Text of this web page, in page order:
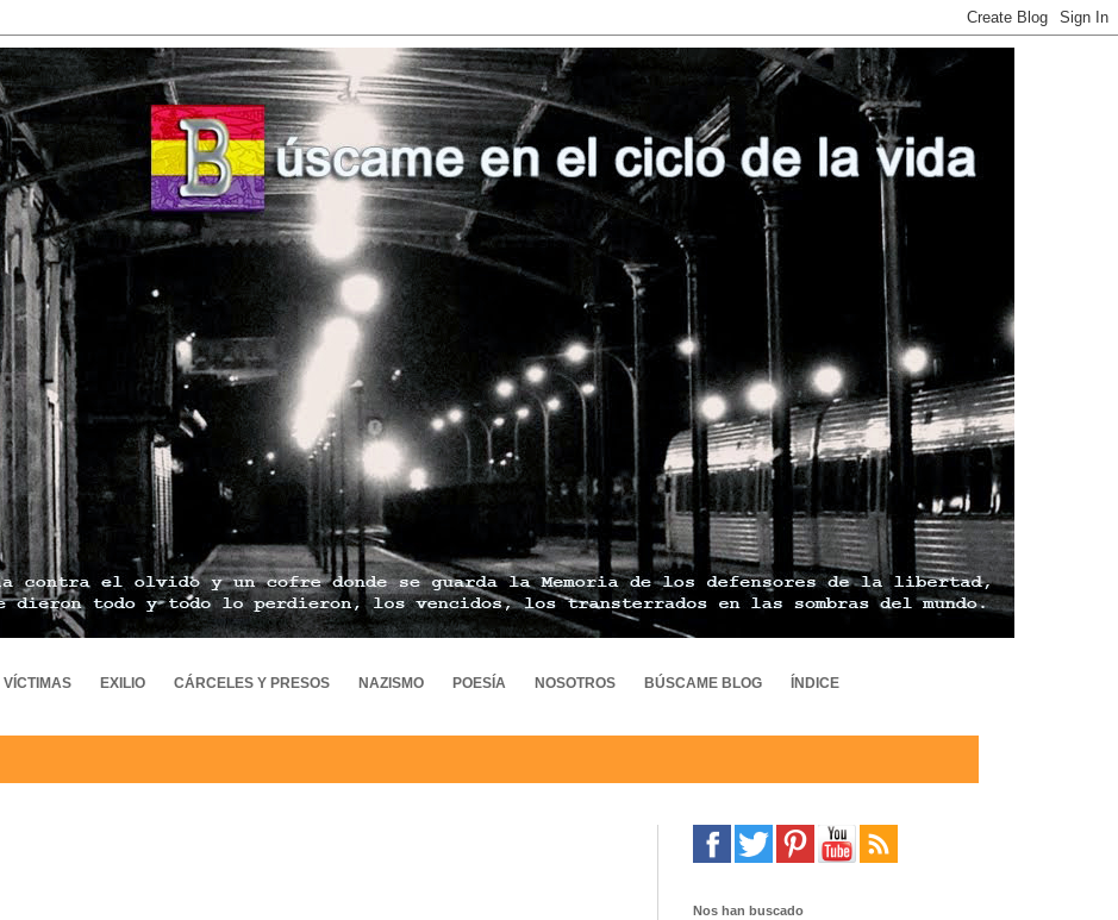
VÍCTIMAS EXILIO CÁRCELES Y PRESOS NAZISMO POESÍA NOSOTROS BÚSCAME BLOG ÍNDICE
Nos han buscado